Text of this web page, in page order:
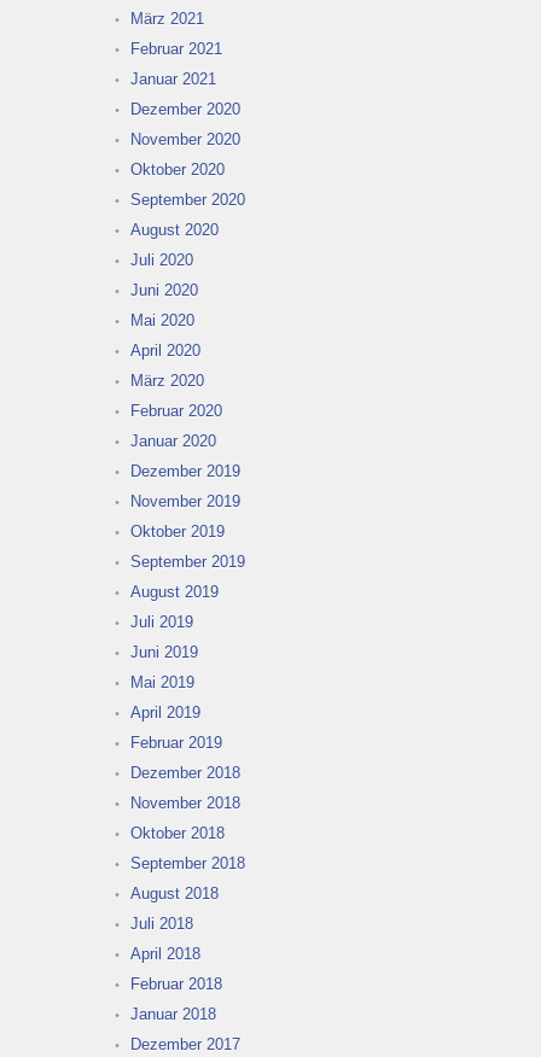
März 2021
Februar 2021
Januar 2021
Dezember 2020
November 2020
Oktober 2020
September 2020
August 2020
Juli 2020
Juni 2020
Mai 2020
April 2020
März 2020
Februar 2020
Januar 2020
Dezember 2019
November 2019
Oktober 2019
September 2019
August 2019
Juli 2019
Juni 2019
Mai 2019
April 2019
Februar 2019
Dezember 2018
November 2018
Oktober 2018
September 2018
August 2018
Juli 2018
April 2018
Februar 2018
Januar 2018
Dezember 2017